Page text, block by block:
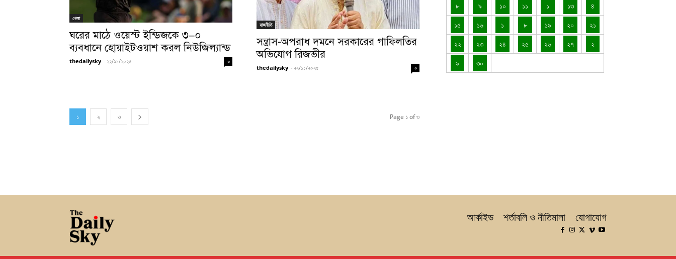
খেলা
ঘরের মাঠে ওয়েস্ট ইন্ডিজকে ৩–০
ব্যবধানে হোয়াইটওয়াশ করল নিউজিল্যান্ড
thedailysky - ২২/১১/২০২৫ ০
রাজনীতি
সন্ত্রাস-অপরাধ দমনে সরকারের গাফিলতির
অভিযোগ রিজভীর
thedailysky - ২২/১১/২০২৫ ০
১ ২ ৩ Page ১ of ৩
৮
৯ ১০ ১১ ১ ১৩
৪
১৫
১৬ ১ ৮ ১৯ ২০
২১
২২
২৩ ২৪ ২৫ ২৬ ২৭
২
৯
৩০
আর্কাইভ শর্তাবলি ও নীতিমালা যোগাযোগ